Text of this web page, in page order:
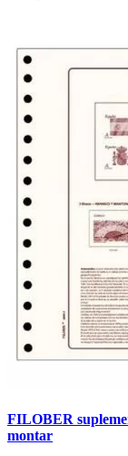
FILOBER
montar